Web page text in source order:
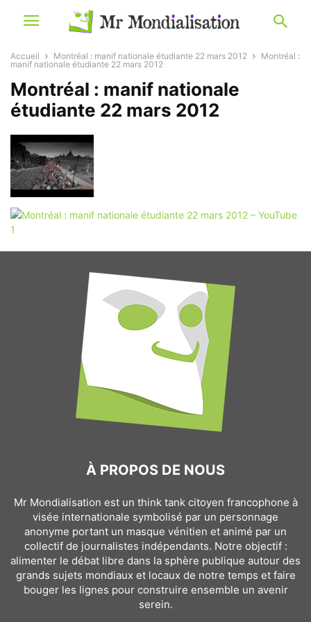
Accueil Montréal : manif nationale étudiante 22 mars 2012
Montréal :
manif nationale étudiante 22 mars 2012
Montréal : manif nationale
étudiante 22 mars 2012
À PROPOS DE NOUS
Mr Mondialisation est un think tank citoyen francophone à
visée internationale symbolisé par un personnage
anonyme portant un masque vénitien et animé par un
collectif de journalistes indépendants. Notre objectif :
alimenter le débat libre dans la sphère publique autour des
grands sujets mondiaux et locaux de notre temps et faire
bouger les lignes pour construire ensemble un avenir
serein.